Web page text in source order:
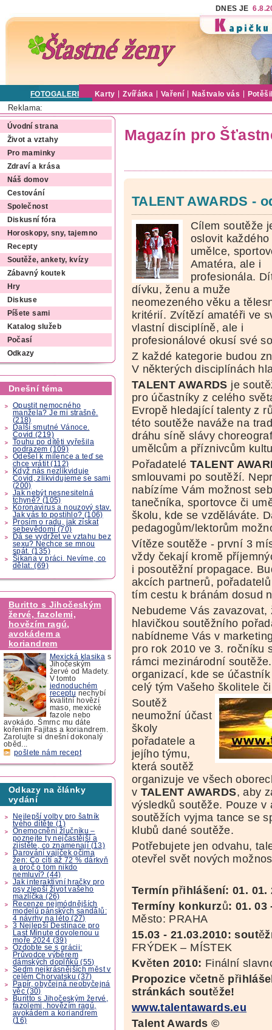
DNES JE
FOTOGALERIE Karty Zvířátka Vaření Naštvalo vás
Reklama:
Úvodní strana
Život a vztahy
Pro maminky
Zdraví a krása
Náš domov
Cestování
Společnost
Diskusní fóra
Horoskopy, sny, tajemno
Recepty
Soutěže, ankety, kvízy
Zábavný koutek
Hry
Diskuse
Píšete sami
Katalog služeb
Počasí
Odkazy
Dnešní téma
Opustit nemocného
manžela? Je mi strašně.
(218)
Další smutné Vánoce.
Covid (219)
Touhu po dítěti vyřešila
podrazem (109)
Odešel k milence a teď se
chce vrátit (112)
Když nás nezlikviduje
Covid, zlikvidujeme se sami
(200)
Jak nebýt nesnesitelná
tchyně? (105)
Koronavirus a nouzový stav.
Jak vás to postihlo? (106)
Prosím o radu, jak získat
sebevědomí (70)
Dá se vydržet ve vztahu bez
sexu? Nechce se mnou
spát. (135)
Šikana v práci. Nevíme, co
dělat. (69)
Buritto s Jihočeským
žervé, fazolemi,
hovězím ragú,
avokádem a
koriandrem
Mexická klasika s
Jihočeským
žervé od Madety.
V tomto
jednoduchém
receptu nechybí
kvalitní hovězí
maso, mexické
fazole nebo
avokádo. Šmrnc mu dáte
kořením Fajitas a koriandrem.
Zarolujte si dnešní dokonalý
oběd...
pošlete nám recept
Odkazy na články
vydání
Nejlepší volby pro šatník
tvého dítěte (1)
Onemocnění žlučníku –
poznejte ty nejčastější a
zjistěte, co znamenají (13)
Darování vajíček očima
žen: Co cítí až 72 % dárkyň
a proč o tom nikdo
nemluví? (44)
Jak interaktivní hračky pro
psy zlepší život vašeho
mazlíčka (26)
Recenze nejmódnějších
modelů pánských sandálů:
4 návrhy na léto (27)
3 Nejlepší Destinace pro
Last Minute dovolenou u
moře 2024 (39)
Ozdobte se s grácii:
Průvodce výběrem
dámských doplňků (55)
Sedm nejkrásnějších měst v
celém Chorvatsku (37)
Papír, obyčejná neobyčejná
věc (30)
Buritto s Jihočeským žervé,
fazolemi, hovězím ragú,
avokádem a koriandrem
(16)
Magazín pro
TALENT AWARDS -
Cílem soutěže
oslovit každého
umělce,
Amatéra, ale i
profesionála.
dívku, ženu a muže
neomezeného věku a
kritérií. Zvítězí amatéři ve
vlastní disciplíně, ale i
profesionálové okusí své
Z každé kategorie budou
V některých disciplínách
TALENT AWARDS je
pro účastníky z celého
Evropě hledající talenty z
této soutěže naváže na
dráhu síně slávy
umělcům a příznivcům
PořadateléTALENT
smlouvami po soutěží.
nabízíme Vám možnost
tanečníka, sportovce či
školu, kde se vzděláváte.
pedagogům/lektorům
Vítěze soutěže - první 3
vždy čekají kromě
i posoutěžní propagace.
akcích partnerů,
tím cestu k bránám dosud
Nebudeme Vás
hlavičkou soutěžního
nabídneme Vás v
pro rok 2010 ve 3. ročníku
rámci mezinárodní
organizací, kde se
celý tým Vašeho školitele
Soutěž
neumožní účast
školy
pořadatele a
jejího týmu,
která soutěž
organizuje ve všech
v TALENT AWARDS, aby
výsledků soutěže. Pouze
soutěžích vyjma tance se
klubů dané soutěže.
Potřebujete jen odvahu,
otevřel svět nových
Termín přihlášení:01. 01.
Termíny konkurzů: 01. 03
Město: PRAHA
15.03 - 21.03.2010: soutě
FRÝDEK – MÍSTEK
Květen 2010: Finální
Propozice včetně př
stránkách soutěže!
www.talentawards.eu
Talent Awards ©